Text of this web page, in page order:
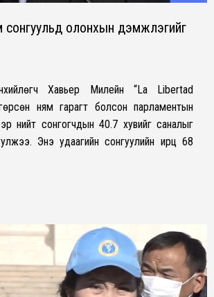
олонхын дэмжлэгийг
Хавьер Милейн “La Libertad
ням гарагт болсон парламентын
нийт сонгогчдын 40.7 хувийг саналыг
Энэ удаагийн сонгуулийн ирц 68